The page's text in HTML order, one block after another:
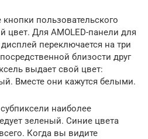
пользовательского
цвет. Для AMOLED-панели для
переключается на три
близости друг
выдает свой цвет:
Вместе они кажутся белыми.
наиболее
зеленый. Синие цвета
Когда вы видите